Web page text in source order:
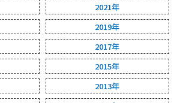
2021年
2019年
2017年
2015年
2013年